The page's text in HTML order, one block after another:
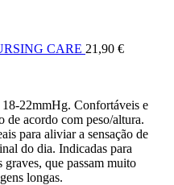
CARE 21,90 €
22mmHg. Confortáveis e
de acordo com peso/altura.
para aliviar a sensação de
do dia. Indicadas para
graves, que passam muito
longas.